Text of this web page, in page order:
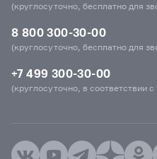
(круглосуточно, бесплатно для
8 800 300-30-00
(круглосуточно, бесплатно для
+7 499 300-30-00
(круглосуточно, в соответствии